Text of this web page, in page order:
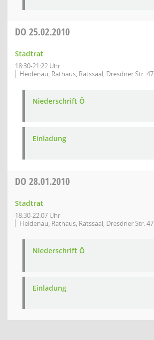
DO 25.02.2010
Stadtrat
18:30-21:22 Uhr
Heidenau, Rathaus, Ratssaal, Dresdner Str. 47
Niederschrift Ö
Einladung
DO 28.01.2010
Stadtrat
18:30-22:07 Uhr
Heidenau, Rathaus, Ratssaal, Dresdner Str. 47
Niederschrift Ö
Einladung